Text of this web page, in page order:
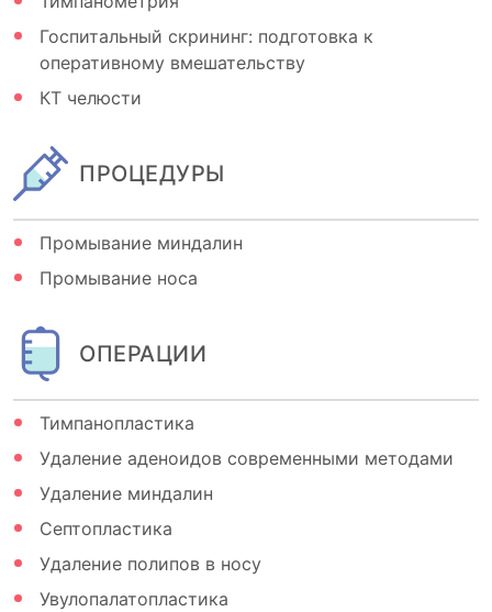
Госпитальный скрининг: подготовка к
оперативному вмешательству
КТ челюсти
ПРОЦЕДУРЫ
Промывание миндалин
Промывание носа
ОПЕРАЦИИ
Тимпанопластика
Удаление аденоидов современными методами
Удаление миндалин
Септопластика
Удаление полипов в носу
Увулопалатопластика